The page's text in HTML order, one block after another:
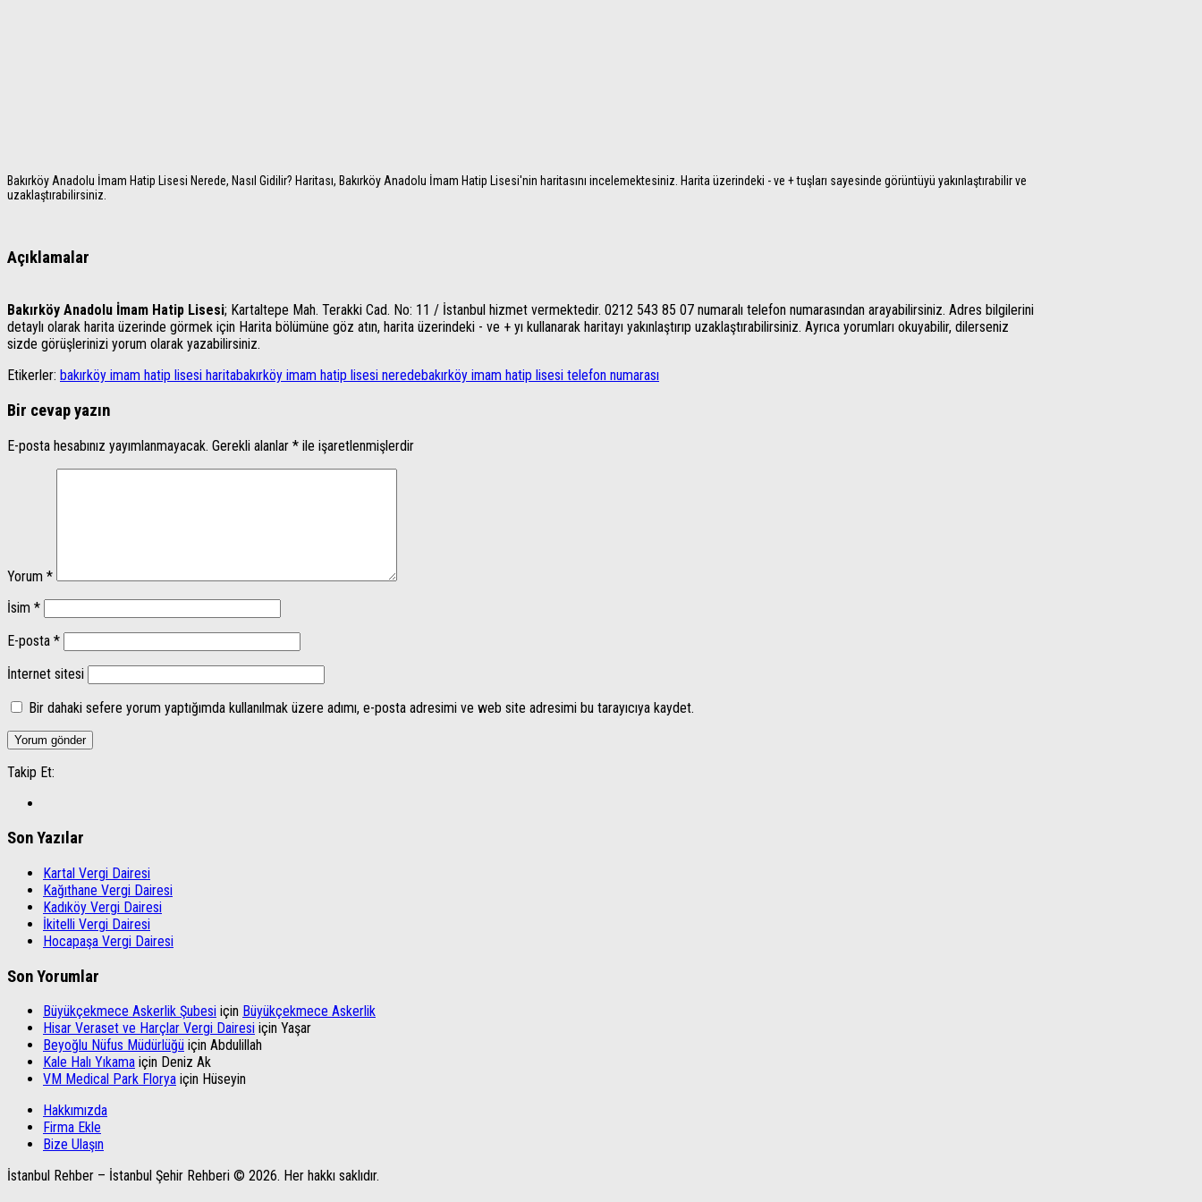
Bakırköy Anadolu İmam Hatip Lisesi Nerede, Nasıl Gidilir? Haritası, Bakırköy Anadolu İmam Hatip Lisesi'nin haritasını incelemektesiniz. Harita üzerindeki - ve + tuşları sayesinde görüntüyü yakınlaştırabilir ve
uzaklaştırabilirsiniz.
Açıklamalar
Bakırköy Anadolu İmam Hatip Lisesi; Kartaltepe Mah. Terakki Cad. No: 11 / İstanbul hizmet vermektedir. 0212 543 85 07 numaralı telefon numarasından arayabilirsiniz. Adres bilgilerini
detaylı olarak harita üzerinde görmek için Harita bölümüne göz atın, harita üzerindeki - ve + yı kullanarak haritayı yakınlaştırıp uzaklaştırabilirsiniz. Ayrıca yorumları okuyabilir, dilerseniz
sizde görüşlerinizi yorum olarak yazabilirsiniz.
Etikerler: bakırköy imam hatip lisesi haritabakırköy imam hatip lisesi neredebakırköy imam hatip lisesi telefon numarası
Bir cevap yazın
E-posta hesabınız yayımlanmayacak. Gerekli alanlar * ile işaretlenmişlerdir
Yorum *
İsim *
E-posta *
İnternet sitesi
Bir dahaki sefere yorum yaptığımda kullanılmak üzere adımı, e-posta adresimi ve web site adresimi bu tarayıcıya kaydet.
Takip Et:
Son Yazılar
Kartal Vergi Dairesi
Kağıthane Vergi Dairesi
Kadıköy Vergi Dairesi
İkitelli Vergi Dairesi
Hocapaşa Vergi Dairesi
Son Yorumlar
Büyükçekmece Askerlik Şubesi için Büyükçekmece Askerlik
Hisar Veraset ve Harçlar Vergi Dairesi için Yaşar
Beyoğlu Nüfus Müdürlüğü için Abdulillah
Kale Halı Yıkama için Deniz Ak
VM Medical Park Florya için Hüseyin
Hakkımızda
Firma Ekle
Bize Ulaşın
İstanbul Rehber – İstanbul Şehir Rehberi © 2026. Her hakkı saklıdır.